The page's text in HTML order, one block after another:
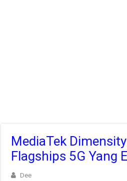
MediaTek
Flagships 5G Yang
Dee